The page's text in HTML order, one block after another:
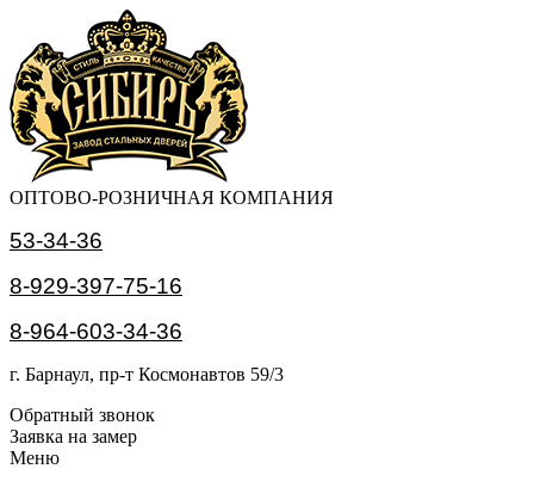
ОПТОВО-РОЗНИЧНАЯ КОМПАНИЯ
53-34-36
8-929-397-75-16
8-964-603-34-36
г. Барнаул, пр-т Космонавтов 59/3
Обратный звонок
Заявка на замер
Меню